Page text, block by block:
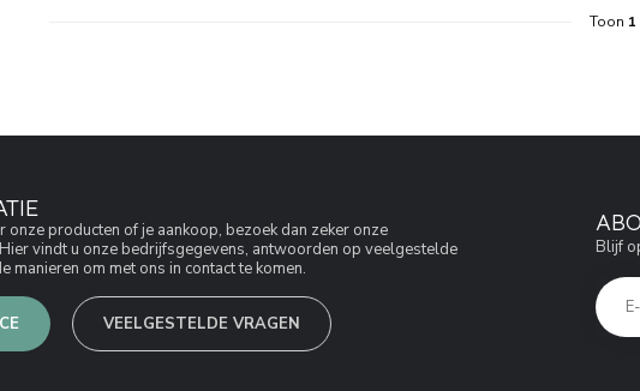
Toon 1
onze producten of je aankoop, bezoek dan zeker onze
vindt u onze bedrijfsgegevens, antwoorden op veelgestelde
manieren om met ons in contact te komen.
VEELGESTELDE VRAGEN
Blijf